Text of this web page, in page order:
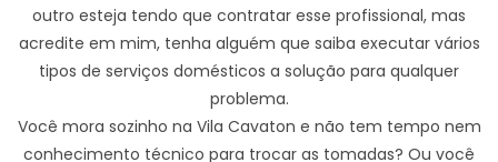
outro esteja tendo que contratar esse profissional, mas
acredite em mim, tenha alguém que saiba executar vários
tipos de serviços domésticos a solução para qualquer
problema.
Você mora sozinho na Vila Cavaton e não tem tempo nem
conhecimento técnico para trocar as tomadas? Ou você